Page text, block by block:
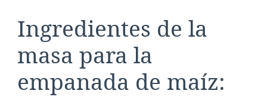
Ingredientes de la
masa para la
empanada de maíz: